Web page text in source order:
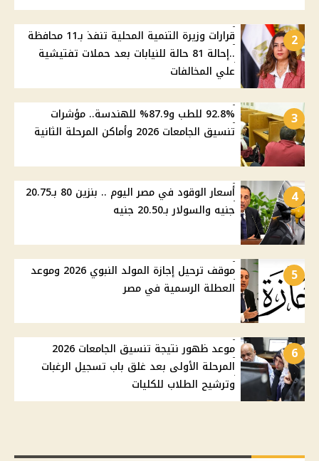
2
قرارات وزيرة التنمية المحلية تنفذ بـ11 محافظة
..إحالة 81 حالة للنيابات بعد حملات تفتيشية
علي المخالفات
3
92.8% للطب و87.9% للهندسة.. مؤشرات
تنسيق الجامعات 2026 وأماكن المرحلة الثانية
4
أسعار الوقود في مصر اليوم .. بنزين 80 بـ20.75
جنيه والسولار بـ20.50 جنيه
5
موقف ترحيل إجازة المولد النبوي 2026 وموعد
العطلة الرسمية في مصر
6
موعد ظهور نتيجة تنسيق الجامعات 2026
المرحلة الأولى بعد غلق باب تسجيل الرغبات
وترشيح الطلاب للكليات